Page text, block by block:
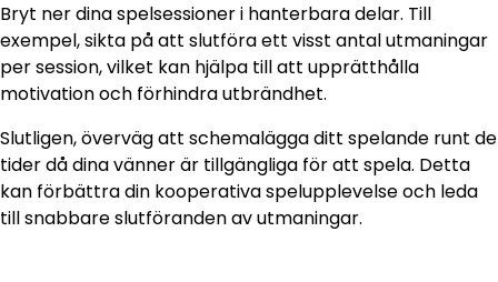
Bryt ner dina spelsessioner i hanterbara delar. Till
exempel, sikta på att slutföra ett visst antal utmaningar
per session, vilket kan hjälpa till att upprätthålla
motivation och förhindra utbrändhet.
Slutligen, överväg att schemalägga ditt spelande runt de
tider då dina vänner är tillgängliga för att spela. Detta
kan förbättra din kooperativa spelupplevelse och leda
till snabbare slutföranden av utmaningar.